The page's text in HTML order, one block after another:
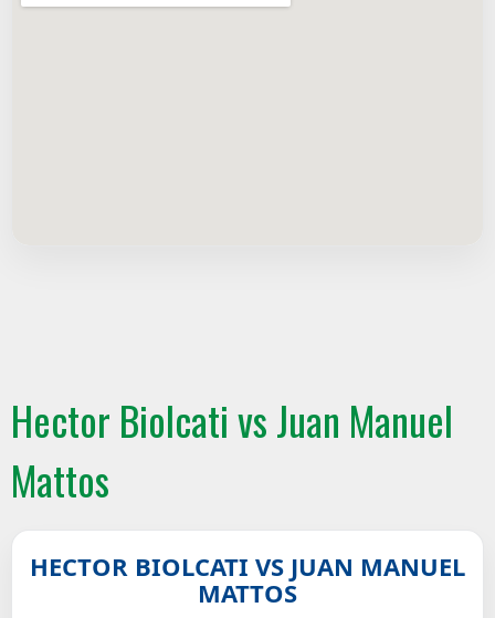
Hector Biolcati vs Juan Manuel
Mattos
HECTOR BIOLCATI VS JUAN MANUEL
MATTOS